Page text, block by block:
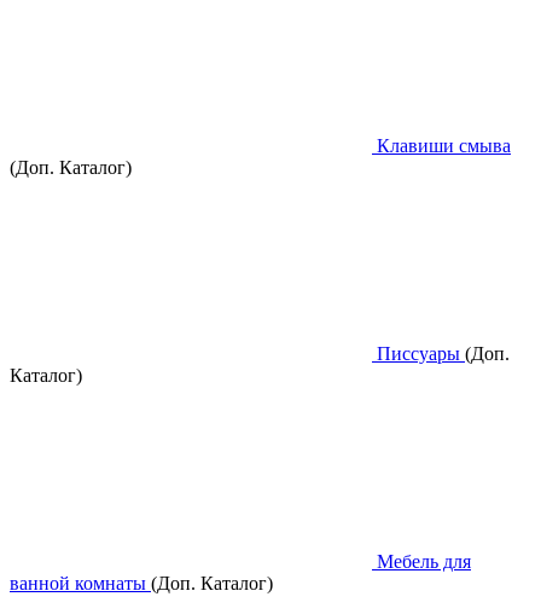
Клавиши смыва
(Доп. Каталог)
Писсуары (Доп.
Каталог)
Мебель для
ванной комнаты (Доп. Каталог)